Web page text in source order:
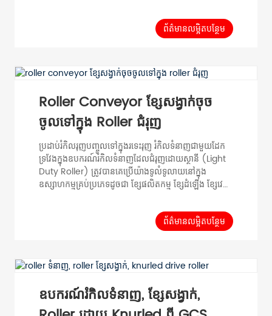
(mm) ប្រវែង Roller RL (mm) Shaft Diameter d
(mm) Tube Material Surface PH50 φ 50 T=1.5
Zi...
ព័ត៌មានលម្អិតបន្ថែម
Roller Conveyor ខ្សែសង្វាក់ចុច
ចូលទៅក្នុង Roller ជំរុញ
ប្រដាប់រំកិលរុញបញ្ចូលទៅក្នុងរទេះរុញ រំកិលទំនាញជាមួយដែក
ទ្រវែងក្នុងឧបករណ៍រំកិលទំនាញដែលជំរុញដោយស្ថានី (Light
Duty Roller) ត្រូវបានគេប្រើយ៉ាងទូលំទូលាយនៅក្នុង
ឧស្សាហកម្មគ្រប់ប្រភេទដូចជា ខ្សែផលិតកម្ម ខ្សែដំឡើង ខ្សែវេច
(mm) កម្រាស់បំពង់ T (mm) ប្រវែង roller RL (mm)
Shaft Diameter d (mm) Tube Material
Surface PH50 φ 50 T=1.5 100-1000 φ 12,15
ព័ត៌មានលម្អិតបន្ថែម
ឧបករណ៍រំកិលទំនាញ, ខ្សែសង្វាក់,